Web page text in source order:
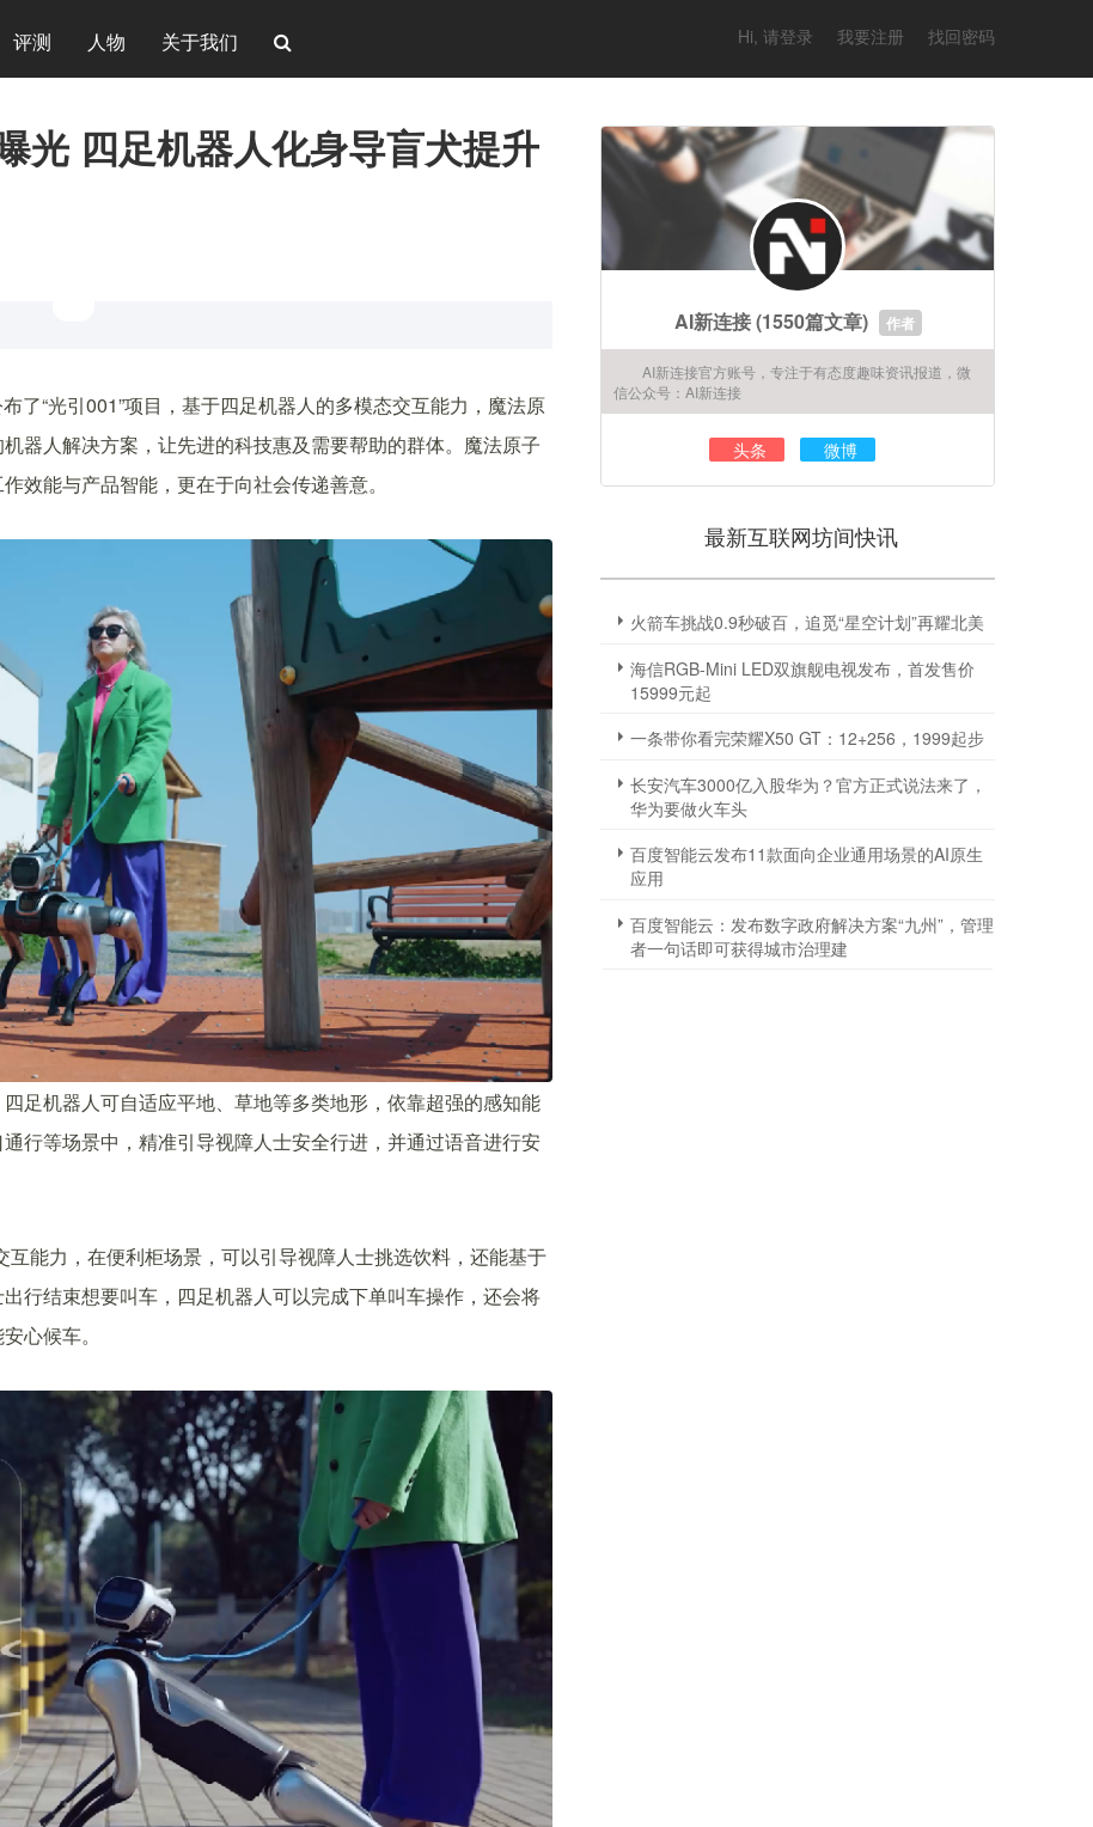
评测 人物 关于我们 Hi, 请登录 我要注册 找回密码
光 四足机器人化身导盲犬提升
了“光引001”项目，基于四足机器人的多模态交互能力，魔法原
器人解决方案，让先进的科技惠及需要帮助的群体。魔法原子
效能与产品智能，更在于向社会传递善意。
足机器人可自适应平地、草地等多类地形，依靠超强的感知能
行等场景中，精准引导视障人士安全行进，并通过语音进行安
能力，在便利柜场景，可以引导视障人士挑选饮料，还能基于
行结束想要叫车，四足机器人可以完成下单叫车操作，还会将
心候车。
AI新连接(1550篇文章) 作者
AI新连接官方账号，专注于有态度趣味资讯报道，微
信公众号：AI新连接
头条 微博
最新互联网坊间快讯
火箭车挑战0.9秒破百，追觅“星空计划”再耀北美
海信RGB-Mini LED双旗舰电视发布，首发售价
15999元起
一条带你看完荣耀X50 GT：12+256，1999起步
长安汽车3000亿入股华为？官方正式说法来了，
华为要做火车头
百度智能云发布11款面向企业通用场景的AI原生
应用
百度智能云：发布数字政府解决方案“九州”，管理
者一句话即可获得城市治理建